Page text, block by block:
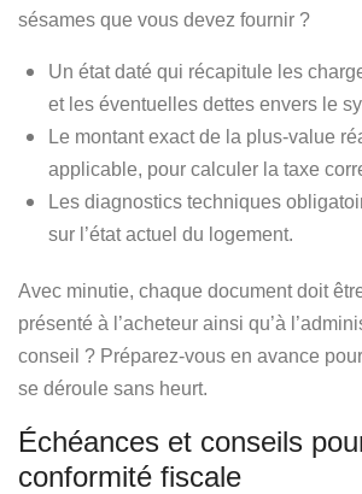
sésames que vous devez fournir ?
Un état daté qui récapitule les
et les éventuelles dettes envers le
Le montant exact de la plus-value
applicable, pour calculer la taxe
Les diagnostics techniques
sur l’état actuel du logement.
Avec minutie, chaque document doit
présenté à l’acheteur ainsi qu’à
conseil ? Préparez-vous en avance
se déroule sans heurt.
Échéances et conseils
conformité fiscale